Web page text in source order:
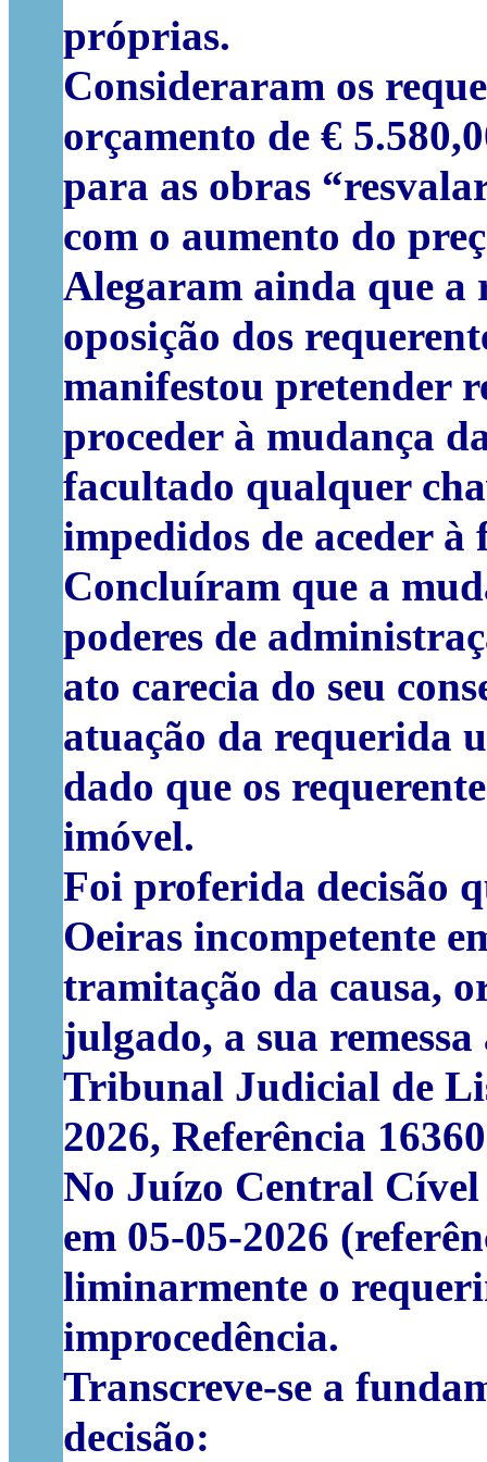
próprias.
Consideraram os
orçamento de €
para as obras
com o aumento do
Alegaram ainda que a
oposição dos
manifestou pretender
proceder à mudança
facultado qualquer
impedidos de aceder à
Concluíram que a
poderes de
ato carecia do seu
atuação da requerida
dado que os
imóvel.
Foi proferida decisão
Oeiras incompetente
tramitação da causa,
julgado, a sua
Tribunal Judicial de
2026, Referência
No Juízo Central
em 05-05-2026
liminarmente o
improcedência.
Transcreve-se a
decisão: